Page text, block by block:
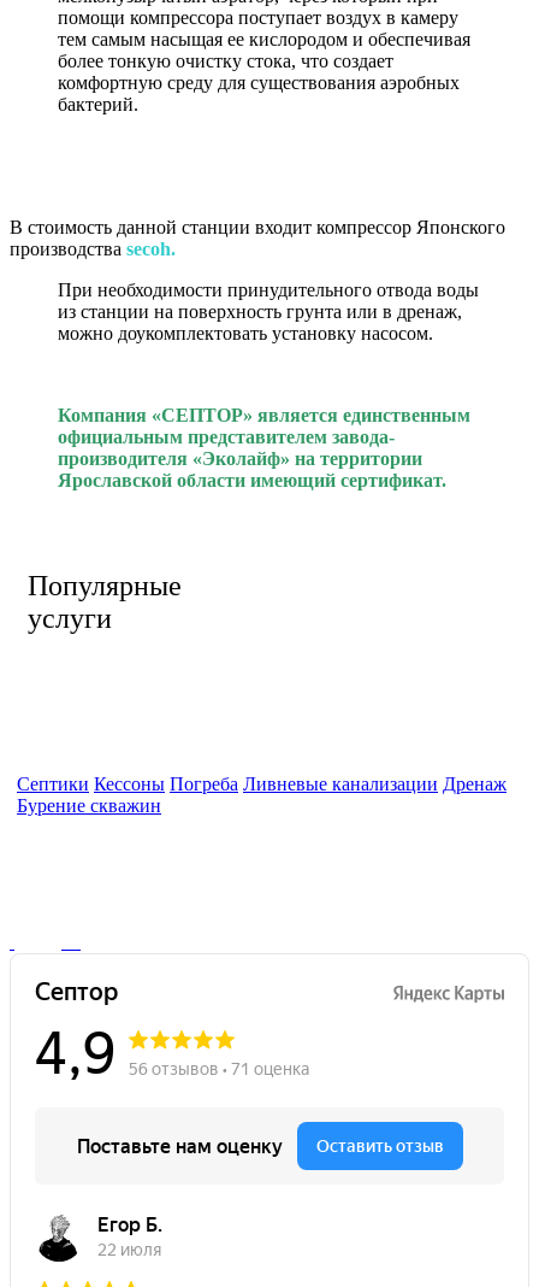
помощи компрессора поступает воздух в камеру
тем самым насыщая ее кислородом и обеспечивая
более тонкую очистку стока, что создает
комфортную среду для существования аэробных
бактерий.
В стоимость данной станции входит компрессор Японского
производства secoh.
При необходимости принудительного отвода воды
из станции на поверхность грунта или в дренаж,
можно доукомплектовать установку насосом.
Компания «СЕПТОР» является единственным
официальным представителем завода-
производителя «Эколайф» на территории
Ярославской области имеющий сертификат.
Популярные
услуги
Септики Кессоны Погреба Ливневые канализации Дренаж
Бурение скважин